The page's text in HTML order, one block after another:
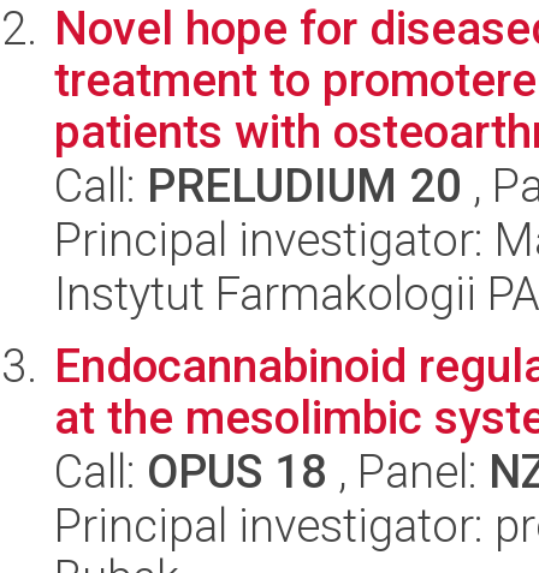
Novel hope for
treatment to
patients with
Call: PRELUDIUM 20 ,
Principal investigator:
Instytut Farmakologii
Endocannabinoid
at the mesolimbic
Call: OPUS 18 , Panel:
Principal investigator: